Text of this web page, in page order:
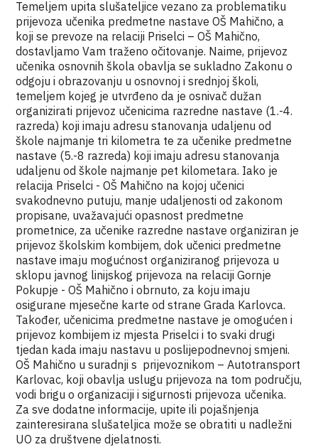
Temeljem upita slušateljice vezano za problematiku
prijevoza učenika predmetne nastave OŠ Mahično, a
koji se prevoze na relaciji Priselci – OŠ Mahično,
dostavljamo Vam traženo očitovanje. Naime, prijevoz
učenika osnovnih škola obavlja se sukladno Zakonu o
odgoju i obrazovanju u osnovnoj i srednjoj školi,
temeljem kojeg je utvrđeno da je osnivač dužan
organizirati prijevoz učenicima razredne nastave (1.-4.
razreda) koji imaju adresu stanovanja udaljenu od
škole najmanje tri kilometra te za učenike predmetne
nastave (5.-8 razreda) koji imaju adresu stanovanja
udaljenu od škole najmanje pet kilometara. Iako je
relacija Priselci - OŠ Mahično na kojoj učenici
svakodnevno putuju, manje udaljenosti od zakonom
propisane, uvažavajući opasnost predmetne
prometnice, za učenike razredne nastave organiziran je
prijevoz školskim kombijem, dok učenici predmetne
nastave imaju mogućnost organiziranog prijevoza u
sklopu javnog linijskog prijevoza na relaciji Gornje
Pokupje - OŠ Mahično i obrnuto, za koju imaju
osigurane mjesečne karte od strane Grada Karlovca.
Također, učenicima predmetne nastave je omogućen i
prijevoz kombijem iz mjesta Priselci i to svaki drugi
tjedan kada imaju nastavu u poslijepodnevnoj smjeni.
OŠ Mahično u suradnji s prijevoznikom – Autotransport
Karlovac, koji obavlja uslugu prijevoza na tom području,
vodi brigu o organizaciji i sigurnosti prijevoza učenika.
Za sve dodatne informacije, upite ili pojašnjenja
zainteresirana slušateljica može se obratiti u nadležni
UO za društvene djelatnosti.